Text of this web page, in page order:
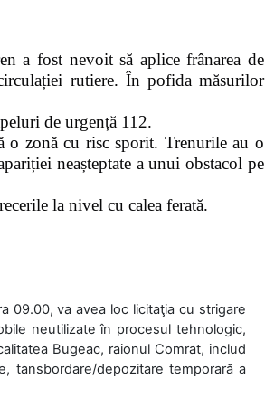
a fost nevoit să aplice frânarea de
rutiere. În pofida măsurilor
de urgență 112.
o zonă cu risc sporit. Trenurile au o
neașteptate a unui obstacol pe
la nivel cu calea ferată.
09.00, va avea loc licitaţia cu strigare
neutilizate în procesul tehnologic,
Bugeac, raionul Comrat, includ
tansbordare/depozitare temporară a